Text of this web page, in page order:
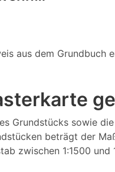
aus dem Grundbuch
Grundstücks sowie
beträgt der
zwischen 1:1500 und